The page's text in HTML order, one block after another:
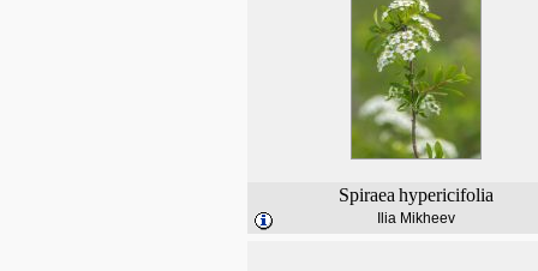
Spiraea hypericifolia
Ilia Mikheev